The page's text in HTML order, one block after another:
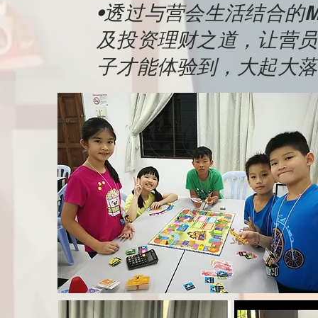
•透过与营会生活结合的
及投资理财之道，让营
子才能体验到，大起大